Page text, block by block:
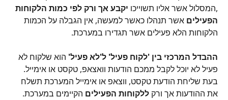
,המסלול אשר אליו תשוייכו יקבע אך ורק לפי כמות הלקוחות
הפעילים אשר תנהלו כאשר למעשה, אין הגבלה על הכמות
הלקוחות הלא פעילים אשר תגדירו במערכת.
ההבדל המרכזי בין 'לקוח פעיל' ל'לא פעיל' הוא שלקוח לא
פעיל לא יוכל לקבל ממכם הודעות וואצאפ, טקסט או אימייל.
בעת שליחת הודעת טקסט, ווצאפ או אימייל המערכת תשלח
את ההודעות אך ורק ללקוחות הפעילים הקיימים במערכת.